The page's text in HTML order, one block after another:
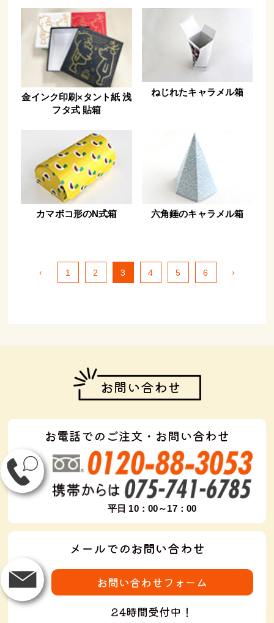
金インク印刷×タント紙 浅
フタ式 貼箱
ねじれたキャラメル箱
カマボコ形のN式箱 六角錘のキャラメル箱
‹ 1 2 3 4 5 6 ›
お問い合わせ
お電話でのご注文・お問い合わせ
平日 10：00～17：00
メールでのお問い合わせ
お問い合わせフォーム
24時間受付中！